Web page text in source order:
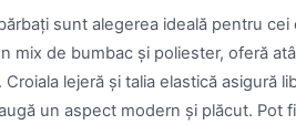
sunt alegerea ideală pentru cei
mix de bumbac și poliester, oferă
lejeră și talia elastică asigură
un aspect modern și plăcut. Pot